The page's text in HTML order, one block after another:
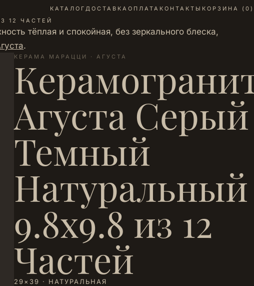
КАТАЛОГ ДОСТАВКА ОПЛАТА КОНТАКТЫ КОРЗИНА ( 0 )
12 ЧАСТЕЙ
тёплая и спокойная, без зеркального блеска,
.
КЕРАМА МАРАЦЦИ · АГУСТА
Агуста Серый
Темный
Натуральный
9.8х9.8 из 12
Частей
29×39 · НАТУРАЛЬНАЯ